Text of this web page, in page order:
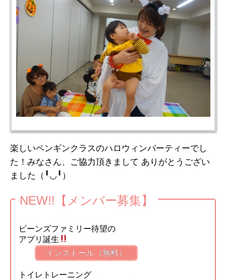
楽しいペンギンクラスのハロウィンパーティーでし
た！みなさん、ご協力頂きまして ありがとうござい
ました（╹◡╹）
NEW!!【メンバー募集】
ビーンズファミリー待望の
アプリ誕生
インストール（無料）
トイレトレーニング